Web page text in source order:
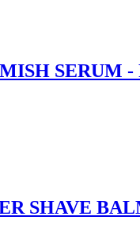
SERUM -
SHAVE